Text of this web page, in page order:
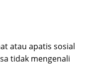
atau apatis sosial
tidak mengenali